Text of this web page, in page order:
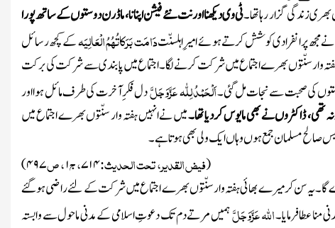
زندگی گزار رہا تھا۔ٹی وی دیکھنا اور نت نئے فیشن اپنانا، ماڈرن دوستوں کے ساتھ پورا
مجھ پر انفرادی کوشش کرتے ہوئے امیرِ اہلسنّتدَامَت بَرَکاتُہُمُ الْعَالِیَہکے کچھ رسائل
وارسنّتوں بھرے اجتماع میں شرکت کرنے لگا۔ اجتماع میں پابندی سے شرکت کی برکت
کی صحبت سے نجات مل گئی۔اَلْحَمْدُ لِلّٰہعَزَّوَجَلَّدل فکرِ آخرت کی طرف مائل ہوا اور
ڈاکٹروں نے بھی مایوس کر دیا تھا۔میں نے انہیں ہفتہ وار سنّتوں بھرے اجتماع میں
صالح مسلمان جمع ہوں وہاں ایک ولی بھی ہوتاہے۔
(فیض القدیر، تحت الحدیث:۷۱۴، ج۱، ص۴۹۷)
گا۔ یہ سن کر میرے بھائی ہفتہ وار سنّتوں بھرے اجتما ع میں شرکت کے لئے راضی ہوگئے
منا عطا فرمایا۔اللہعَزَّوَجَلَّہمیں مرتے دم تک دعوتِ اسلامی کے مدنی ماحول سے وابستہ